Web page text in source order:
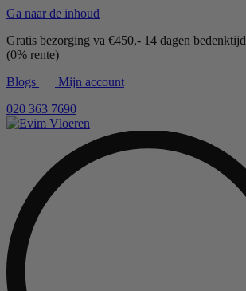
Ga naar de inhoud
Gratis bezorging va €450,- 14 dagen bedenktijd
(0% rente)
Blogs
Mijn account
020 363 7690